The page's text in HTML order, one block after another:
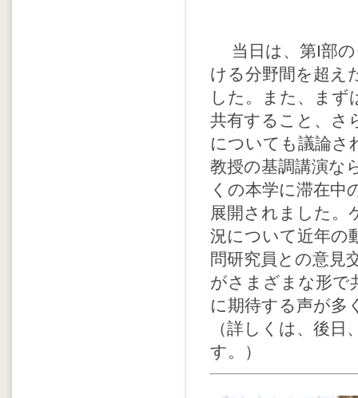
当日は、第I部の
ける分野間を超え
した。また、まず
共有すること、さ
についても議論さ
教授の基調講演な
くの本学に滞在中
展開されました。
況について近年の
問研究員との意見
がさまざまな形で
に期待する声が多
（詳しくは、後日
す。）